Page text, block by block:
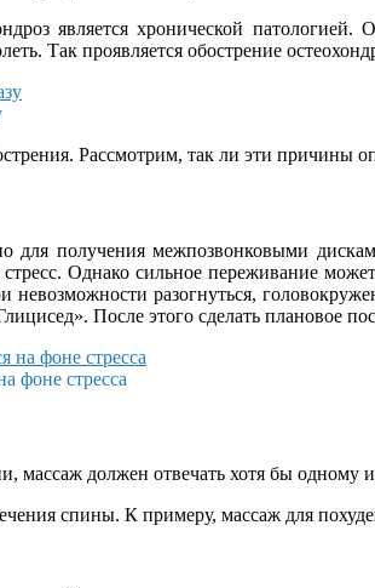
является хронической
Так проявляется обострение
Рассмотрим, так ли эти причины
получения межпозвонковыми
Однако сильное переживание
разогнуться,
После этого сделать плановое
фоне стресса
массаж должен отвечать хотя бы одному
спины. К примеру, массаж для